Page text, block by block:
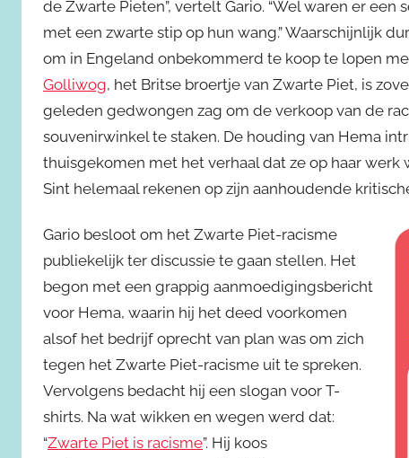
de Zwarte Pieten”, vertelt Gario. “Wel waren er
met een zwarte stip op hun wang.” Waarschijnlijk
om in Engeland onbekommerd te koop te lopen
Golliwog, het Britse broertje van Zwarte Piet, is
geleden gedwongen zag om de verkoop van de
souvenirwinkel te staken. De houding van Hema
thuisgekomen met het verhaal dat ze op haar
Sint helemaal rekenen op zijn aanhoudende
Gario besloot om het Zwarte Piet-racisme
publiekelijk ter discussie te gaan stellen. Het
begon met een grappig aanmoedigingsbericht
voor Hema, waarin hij het deed voorkomen
alsof het bedrijf oprecht van plan was om zich
tegen het Zwarte Piet-racisme uit te spreken.
Vervolgens bedacht hij een slogan voor T-
shirts. Na wat wikken en wegen werd dat:
“Zwarte Piet is racisme”. Hij koos